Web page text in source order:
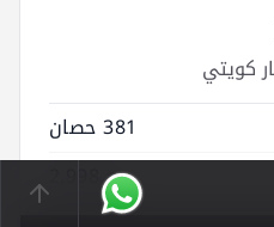
381 حصان
2,998 cc